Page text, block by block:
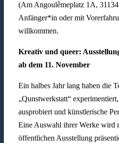
(Am Angoulêmeplatz 1A,
Anfänger*in oder mit
willkommen.
Kreativ und queer:
ab dem 11. November
Ein halbes Jahr lang haben die
„Qunstwerkstatt“
ausprobiert und künstlerische
Eine Auswahl ihrer Werke wird
öffentlichen Ausstellung